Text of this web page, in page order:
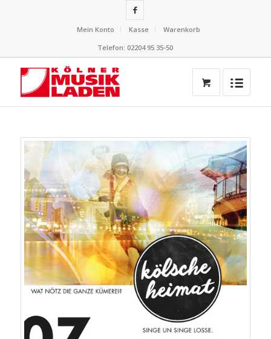
Mein Konto Kasse
Warenkorb
Telefon: 02204 95 35-50